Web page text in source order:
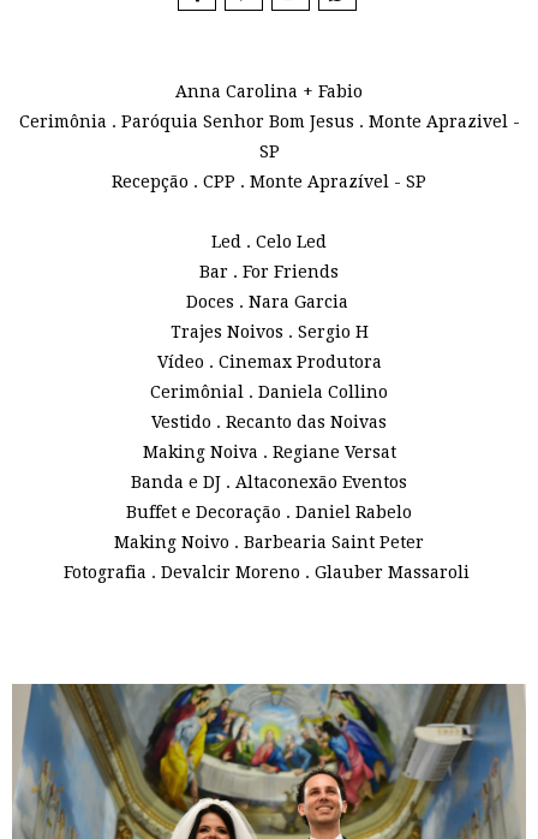
Anna Carolina + Fabio
Cerimônia . Paróquia Senhor Bom Jesus . Monte Aprazivel -
SP
Recepção . CPP . Monte Aprazível - SP
Led . Celo Led
Bar . For Friends
Doces . Nara Garcia
Trajes Noivos . Sergio H
Vídeo . Cinemax Produtora
Cerimônial . Daniela Collino
Vestido . Recanto das Noivas
Making Noiva . Regiane Versat
Banda e DJ . Altaconexão Eventos
Buffet e Decoração . Daniel Rabelo
Making Noivo . Barbearia Saint Peter
Fotografia . Devalcir Moreno . Glauber Massaroli